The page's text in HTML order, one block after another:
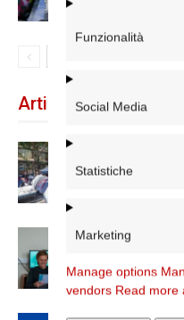
Funzionalità
Social Media
Statistiche
Marketing
Manage options
vendors Read more
Articoli recenti
Spin
vicario
Scienze